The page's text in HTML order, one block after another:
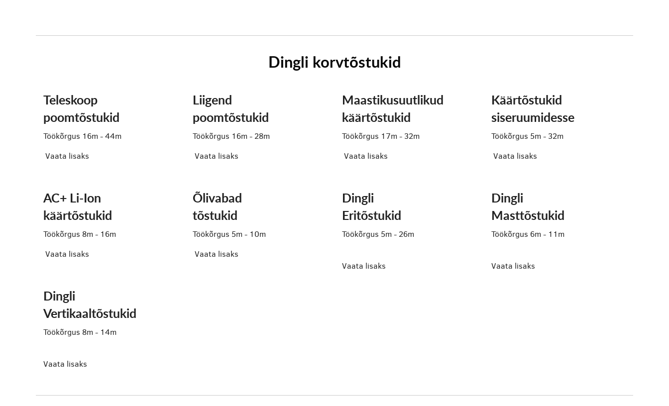
Dingli korvtõstukid
Teleskoop
poomtõstukid
Töökõrgus 16m - 44m
Vaata lisaks
Liigend
poomtõstukid
Töökõrgus 16m - 28m
Vaata lisaks
Maastikusuutlikud
käärtõstukid
Töökõrgus 17m - 32m
Vaata lisaks
Käärtõstukid
siseruumidesse
Töökõrgus 5m - 32m
Vaata lisaks
AC+ Li-Ion
käärtõstukid
Töökõrgus 8m - 16m
Vaata lisaks
Õlivabad
tõstukid
Töökõrgus 5m - 10m
Vaata lisaks
Dingli
Eritõstukid
Töökõrgus 5m - 26m
Vaata lisaks
Dingli
Masttõstukid
Töökõrgus 6m - 11m
Vaata lisaks
Dingli
Vertikaaltõstukid
Töökõrgus 8m - 14m
Vaata lisaks